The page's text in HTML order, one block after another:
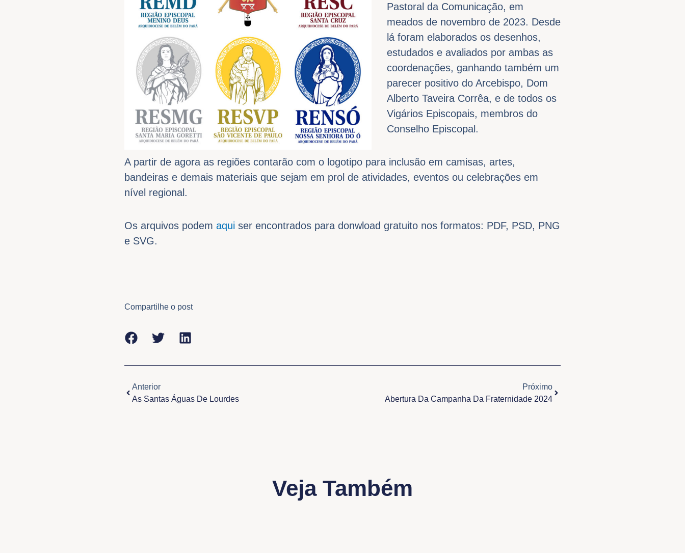
Pastoral da Comunicação, em
meados de novembro de 2023. Desde
lá foram elaborados os desenhos,
estudados e avaliados por ambas as
coordenações, ganhando também um
parecer positivo do Arcebispo, Dom
Alberto Taveira Corrêa, e de todos os
Vigários Episcopais, membros do
Conselho Episcopal.
A partir de agora as regiões contarão com o logotipo para inclusão em camisas, artes,
bandeiras e demais materiais que sejam em prol de atividades, eventos ou celebrações em
nível regional.
Os arquivos podem aqui ser encontrados para donwload gratuito nos formatos: PDF, PSD, PNG
e SVG.
Compartilhe o post
Anterior
As Santas Águas De Lourdes
Próximo
Abertura Da Campanha Da Fraternidade 2024
Veja Também